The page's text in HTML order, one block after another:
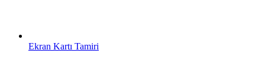
Ekran Kartı Tamiri